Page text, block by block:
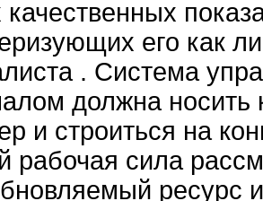
качественных
его как
. Система
должна носить
и строиться на
рабочая сила
ресурс